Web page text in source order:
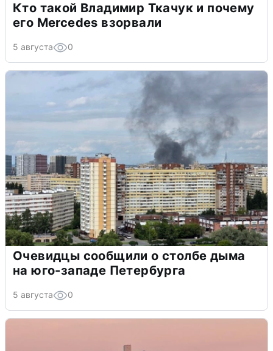
Кто такой Владимир Ткачук и почему
его Mercedes взорвали
5 августа 0
Очевидцы сообщили о столбе дыма
на юго-западе Петербурга
5 августа 0